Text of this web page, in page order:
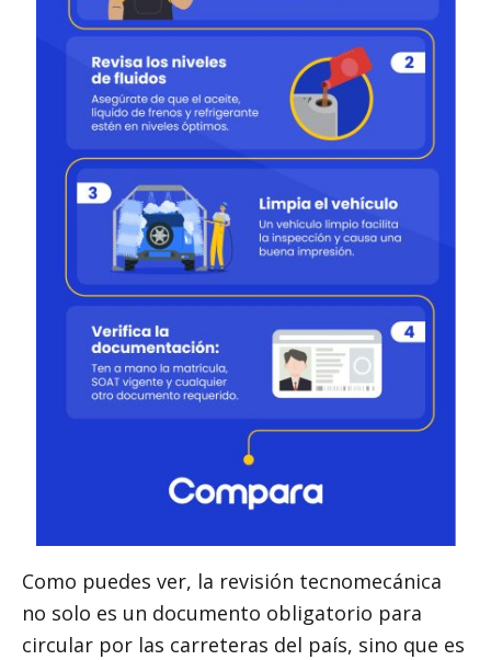
Como puedes ver, la revisión tecnomecánica
no solo es un documento obligatorio para
circular por las carreteras del país, sino que es